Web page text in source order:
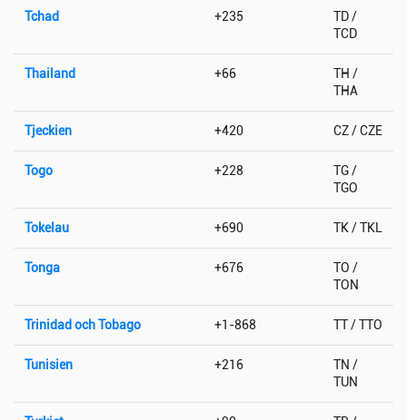
Tchad +235
TD /
TCD
Thailand +66
TH /
THA
Tjeckien +420 CZ / CZE
Togo +228
TG /
TGO
Tokelau +690 TK / TKL
Tonga +676
TO /
TON
Trinidad och Tobago +1-868 TT / TTO
Tunisien +216
TN /
TUN